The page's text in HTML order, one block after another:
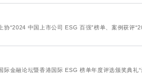
协“2024 中国上市公司 ESG 百强”榜单、案例获评
际金融论坛暨香港国际 ESG 榜单年度评选颁奖典礼